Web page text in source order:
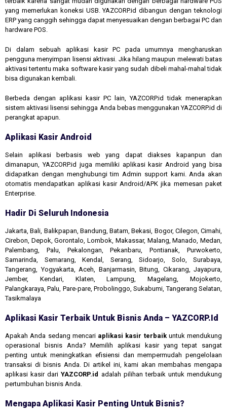
yang memerlukan koneksi USB. YAZCORP.id dibangun dengan teknologi
ERP yang canggih sehingga dapat menyesuaikan dengan berbagai PC dan
hardware POS.
Di dalam sebuah aplikasi kasir PC pada umumnya mengharuskan
pengguna menyimpan lisensi aktivasi. Jika hilang maupun melewati batas
aktivasi tertentu maka software kasir yang sudah dibeli mahal-mahal tidak
bisa digunakan kembali.
Berbeda dengan aplikasi kasir PC lain, YAZCORP.id tidak menerapkan
sistem aktivasi lisensi sehingga Anda bebas menggunakan YAZCORP.id di
perangkat apapun.
Aplikasi Kasir Android
Selain aplikasi berbasis web yang dapat diakses kapanpun dan
dimanapun, YAZCORP.id juga memiliki aplikasi kasir Android yang bisa
didapatkan dengan menghubungi tim Admin support kami. Anda akan
otomatis mendapatkan aplikasi kasir Android/APK jika memesan paket
Enterprise.
Hadir Di Seluruh Indonesia
Jakarta, Bali, Balikpapan, Bandung, Batam, Bekasi, Bogor, Cilegon, Cimahi,
Cirebon, Depok, Gorontalo, Lombok, Makassar, Malang, Manado, Medan,
Palembang, Palu, Pekalongan, Pekanbaru, Pontianak, Purwokerto,
Samarinda, Semarang, Kendal, Serang, Sidoarjo, Solo, Surabaya,
Tangerang, Yogyakarta, Aceh, Banjarmasin, Bitung, Cikarang, Jayapura,
Jember, Kendari, Klaten, Lampung, Magelang, Mojokerto,
Palangkaraya, Palu, Pare-pare, Probolinggo, Sukabumi, Tangerang Selatan,
Tasikmalaya
Aplikasi Kasir Terbaik Untuk Bisnis Anda – YAZCORP.id
Apakah Anda sedang mencari aplikasi kasir terbaikuntuk mendukung
operasional bisnis Anda? Memilih aplikasi kasir yang tepat sangat
penting untuk meningkatkan efisiensi dan mempermudah pengelolaan
transaksi di bisnis Anda. Di artikel ini, kami akan membahas mengapa
aplikasi kasir dariYAZCORP.id adalah pilihan terbaik untuk mendukung
pertumbuhan bisnis Anda.
Mengapa Aplikasi Kasir Penting Untuk Bisnis?